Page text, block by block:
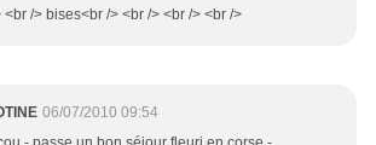
<br /> bises<br /> <br /> <br /> <br />
06/07/2010 09:54